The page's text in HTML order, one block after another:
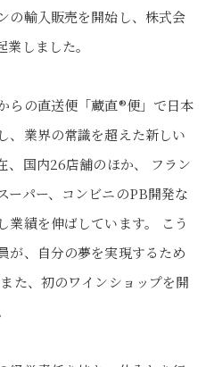
の輸入販売を開始し、株式会
しました。
らの直送便「蔵直®便」で日本
、業界の常識を超えた新しい
国内26店舗のほか、
フラン
ーパー、コンビニのPB開発な
業績を伸ばしています。 こう
が、自分の夢を実現するため
また、初のワインショップを開